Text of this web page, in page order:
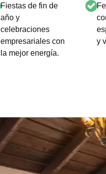
Fiestas de fin de
año y
celebraciones
empresariales con
la mejor energía.​
y